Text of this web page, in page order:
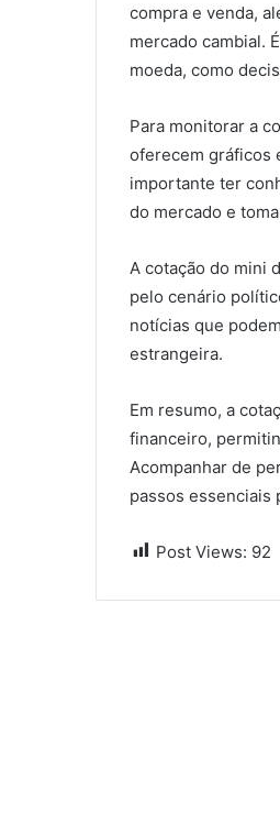
compra e venda,
mercado cambial.
moeda, como
Para monitorar a
oferecem gráficos
importante ter
do mercado e
A cotação do mini
pelo cenário
notícias que
estrangeira.
Em resumo, a
financeiro,
Acompanhar de
passos essenciais
Post Views: 92